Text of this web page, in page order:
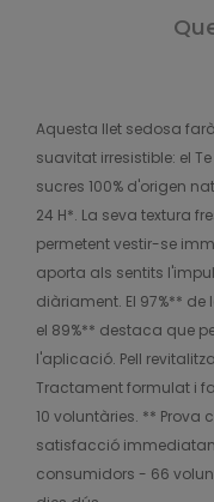
Aquesta llet sedosa
suavitat irresistible: el
sucres 100% d'origen
24 H*. La seva textura
permetent vestir-se
aporta als sentits
diàriament. El 97%**
el 89%** destaca que
l'aplicació. Pell
Tractament formulat i
10 voluntàries. ** Prova
satisfacció
consumidors - 66